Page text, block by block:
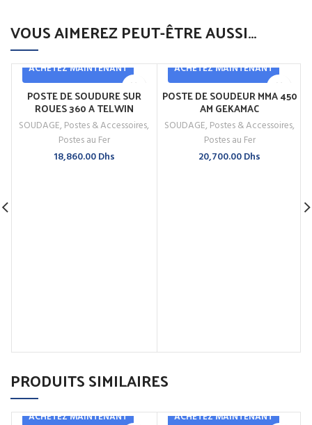
VOUS AIMEREZ PEUT-ÊTRE AUSSI…
ACHETEZ MAINTENANT
POSTE DE SOUDURE SUR
ROUES 360 A TELWIN
SOUDAGE, Postes & Accessoires,
Postes au Fer
18,860.00Dhs
ACHETEZ MAINTENANT
POSTE DE SOUDEUR MMA 450
AM GEKAMAC
SOUDAGE, Postes & Accessoires,
Postes au Fer
20,700.00Dhs
PRODUITS SIMILAIRES
ACHETEZ MAINTENANT ACHETEZ MAINTENANT